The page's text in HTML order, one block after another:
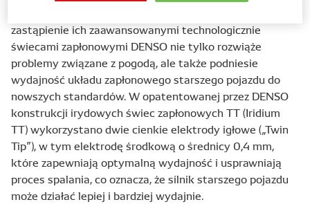
zastąpienie ich zaawansowanymi technologicznie
świecami zapłonowymi DENSO nie tylko rozwiąże
problemy związane z pogodą, ale także podniesie
wydajność układu zapłonowego starszego pojazdu do
nowszych standardów. W opatentowanej przez DENSO
konstrukcji irydowych świec zapłonowych TT (Iridium
TT) wykorzystano dwie cienkie elektrody igłowe („Twin
Tip”), w tym elektrodę środkową o średnicy 0,4 mm,
które zapewniają optymalną wydajność i usprawniają
proces spalania, co oznacza, że silnik starszego pojazdu
może działać lepiej i bardziej wydajnie.